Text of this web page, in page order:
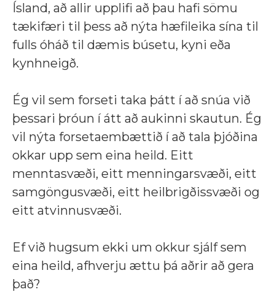
Ísland, að allir upplifi að þau hafi sömu
tækifæri til þess að nýta hæfileika sína til
fulls óháð til dæmis búsetu, kyni eða
kynhneigð.
Ég vil sem forseti taka þátt í að snúa við
þessari þróun í átt að aukinni skautun. Ég
vil nýta forsetaembættið í að tala þjóðina
okkar upp sem eina heild. Eitt
menntasvæði, eitt menningarsvæði, eitt
samgöngusvæði, eitt heilbrigðissvæði og
eitt atvinnusvæði.
Ef við hugsum ekki um okkur sjálf sem
eina heild, afhverju ættu þá aðrir að gera
það?